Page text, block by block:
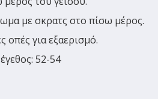
με σκρατς στο πίσω μέρος.
οπές για εξαερισμό.
52-54